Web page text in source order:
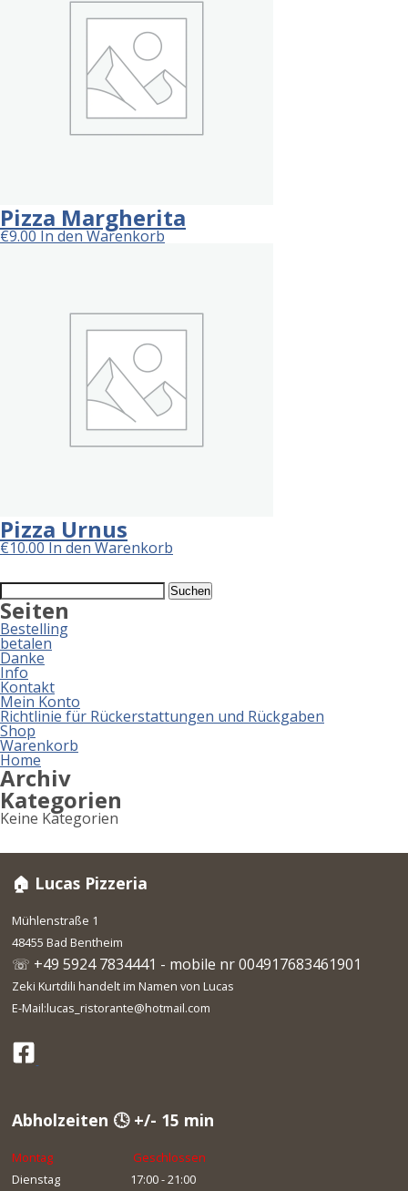
Pizza Margherita
€9.00In den Warenkorb
Pizza Urnus
€10.00In den Warenkorb
Suchen
nach:
Seiten
Bestelling
betalen
Danke
Info
Kontakt
Mein Konto
Richtlinie für Rückerstattungen und Rückgaben
Shop
Warenkorb
Home
Archiv
Kategorien
Keine Kategorien
🏠 Lucas Pizzeria
Mühlenstraße 1
48455 Bad Bentheim
☏ +49 5924 7834441 - mobile nr 004917683461901
Zeki Kurtdili handelt im Namen von Lucas
E-Mail:lucas_ristorante@hotmail.com
Abholzeiten 🕓 +/- 15 min
Montag
Geschlossen
Dienstag
17:00 - 21:00